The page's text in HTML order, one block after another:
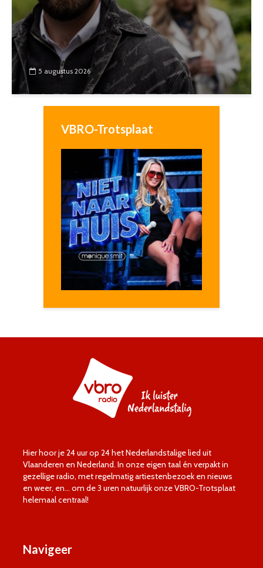
5 augustus 2026
VBRO-Trotsplaat
Hier hoor je 24 uur op 24 het Nederlandstalige lied uit
Vlaanderen en Nederland. In onze eigen taal én verpakt in
gezellige radio, met regelmatig artiestenbezoek en nieuws
en weer, en… om de 3 uren natuurlijk onze VBRO-Trotsplaat
helemaal centraal!
Navigeer